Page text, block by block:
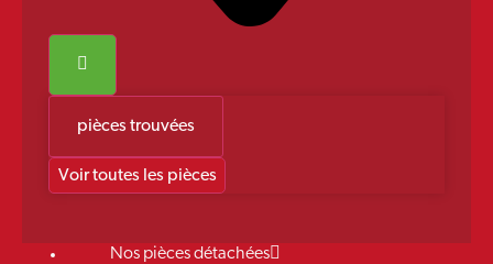
pièces trouvées
Voir toutes les pièces
Nos pièces détachées